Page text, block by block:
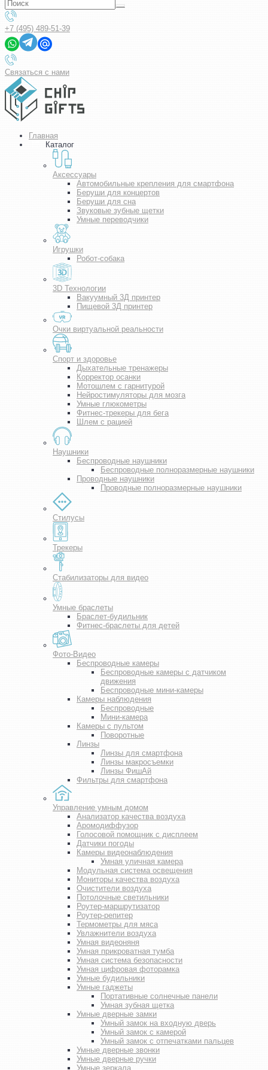
+7 (495) 489-51-39
Связаться с нами
Главная
Каталог
Аксессуары
Автомобильные крепления для смартфона
Беруши для концертов
Беруши для сна
Звуковые зубные щетки
Умные переводчики
Игрушки
Робот-собака
3D Технологии
Вакуумный 3Д принтер
Пищевой 3Д принтер
Очки виртуальной реальности
Спорт и здоровье
Дыхательные тренажеры
Корректор осанки
Мотошлем с гарнитурой
Нейростимуляторы для мозга
Умные глюкометры
Фитнес-трекеры для бега
Шлем с рацией
Наушники
Беспроводные наушники
Беспроводные полноразмерные наушники
Проводные наушники
Проводные полноразмерные наушники
Стилусы
Трекеры
Стабилизаторы для видео
Умные браслеты
Браслет-будильник
Фитнес-браслеты для детей
Фото-Видео
Беспроводные камеры
Беспроводные камеры с датчиком
движения
Беспроводные мини-камеры
Камеры наблюдения
Беспроводные
Мини-камера
Камеры с пультом
Поворотные
Линзы
Линзы для смартфона
Линзы макросъемки
Линзы ФишАй
Фильтры для смартфона
Управление умным домом
Анализатор качества воздуха
Аромодиффузор
Голосовой помощник с дисплеем
Датчики погоды
Камеры видеонаблюдения
Умная уличная камера
Модульная система освещения
Мониторы качества воздуха
Очистители воздуха
Потолочные светильники
Роутер-маршрутизатор
Роутер-репитер
Термометры для мяса
Увлажнители воздуха
Умная видеоняня
Умная прикроватная тумба
Умная система безопасности
Умная цифровая фоторамка
Умные будильники
Умные гаджеты
Портативные солнечные панели
Умная зубная щетка
Умные дверные замки
Умный замок на входную дверь
Умный замок с камерой
Умный замок с отпечатками пальцев
Умные дверные звонки
Умные дверные ручки
Умные зеркала